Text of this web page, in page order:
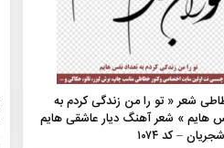
شعر « تو را من زندگی کردم به
هایم » شعر آهنگ دیار عاشقی هایم
– کد ۱۰۷۴